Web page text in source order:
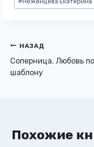
записи:
Навигация
по
НАЗАД
Соперница. Любовь по
шаблону
Похожие